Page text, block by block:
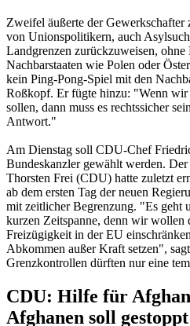
Zweifel äußerte der
von Unionspolitikern, auch
Landgrenzen zurückzuweisen, ohne
Nachbarstaaten wie Polen oder
kein Ping-Pong-Spiel mit den
Roßkopf. Er fügte hinzu: "Wenn
sollen, dann muss es rechtssicher
Antwort."
Am Dienstag soll CDU-Chef
Bundeskanzler gewählt werden.
Thorsten Frei (CDU) hatte zuletzt
ab dem ersten Tag der neuen
mit zeitlicher Begrenzung. "Es geht
kurzen Zeitspanne, denn wir wollen
Freizügigkeit in der EU
Abkommen außer Kraft setzen",
Grenzkontrollen dürften nur eine
CDU: Hilfe für
Afghanen soll